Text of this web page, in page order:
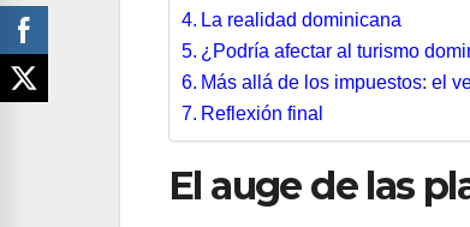
La realidad dominicana
¿Podría afectar al turismo
Más allá de los impuestos: el
Reflexión final
El auge de las